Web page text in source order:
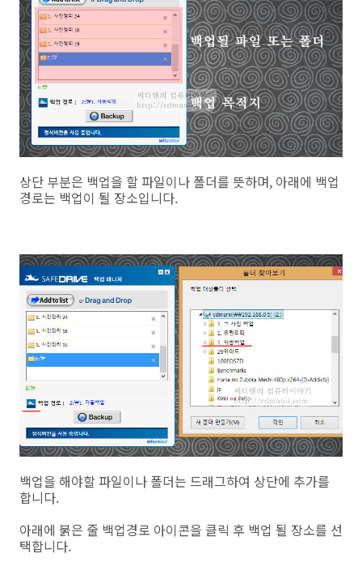
상단 부분은 백업을 할 파일이나 폴더를 뜻하며, 아래에 백업
경로는 백업이 될 장소입니다.
백업을 해야할 파일이나 폴더는 드래그하여 상단에 추가를
합니다.
아래에 붉은 줄 백업경로 아이콘을 클릭 후 백업 될 장소를 선
택합니다.